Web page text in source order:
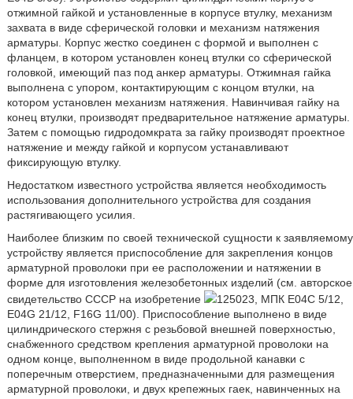
отжимной гайкой и установленные в корпусе втулку, механизм
захвата в виде сферической головки и механизм натяжения
арматуры. Корпус жестко соединен с формой и выполнен с
фланцем, в котором установлен конец втулки со сферической
головкой, имеющий паз под анкер арматуры. Отжимная гайка
выполнена с упором, контактирующим с концом втулки, на
котором установлен механизм натяжения. Навинчивая гайку на
конец втулки, производят предварительное натяжение арматуры.
Затем с помощью гидродомкрата за гайку производят проектное
натяжение и между гайкой и корпусом устанавливают
фиксирующую втулку.
Недостатком известного устройства является необходимость
использования дополнительного устройства для создания
растягивающего усилия.
Наиболее близким по своей технической сущности к заявляемому
устройству является приспособление для закрепления концов
арматурной проволоки при ее расположении и натяжении в
форме для изготовления железобетонных изделий (см. авторское
свидетельство СССР на изобретение
125023, МПК E04C 5/12,
E04G 21/12, F16G 11/00). Приспособление выполнено в виде
цилиндрического стержня с резьбовой внешней поверхностью,
снабженного средством крепления арматурной проволоки на
одном конце, выполненном в виде продольной канавки с
поперечным отверстием, предназначенными для размещения
арматурной проволоки, и двух крепежных гаек, навинченных на